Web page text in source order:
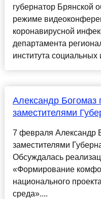
губернатор Брянской
режиме
коронавирусной
департамента
института социальных
Александр Богомаз
заместителями
7 февраля Александр
заместителями
Обсуждалась
«Формирование
национального
среда»....